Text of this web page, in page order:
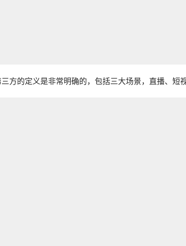
方的定义是非常明确的，包括三大场景，直播、短